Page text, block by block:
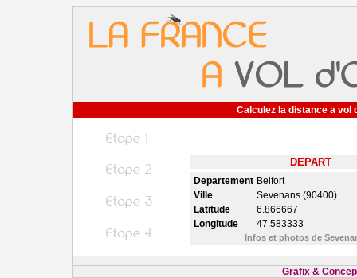
Calculez la distance a vol
DEPART
Departement Belfort
Ville
Sevenans (90400)
Latitude
6.866667
Longitude
47.583333
Infos et photos de
Grafix &